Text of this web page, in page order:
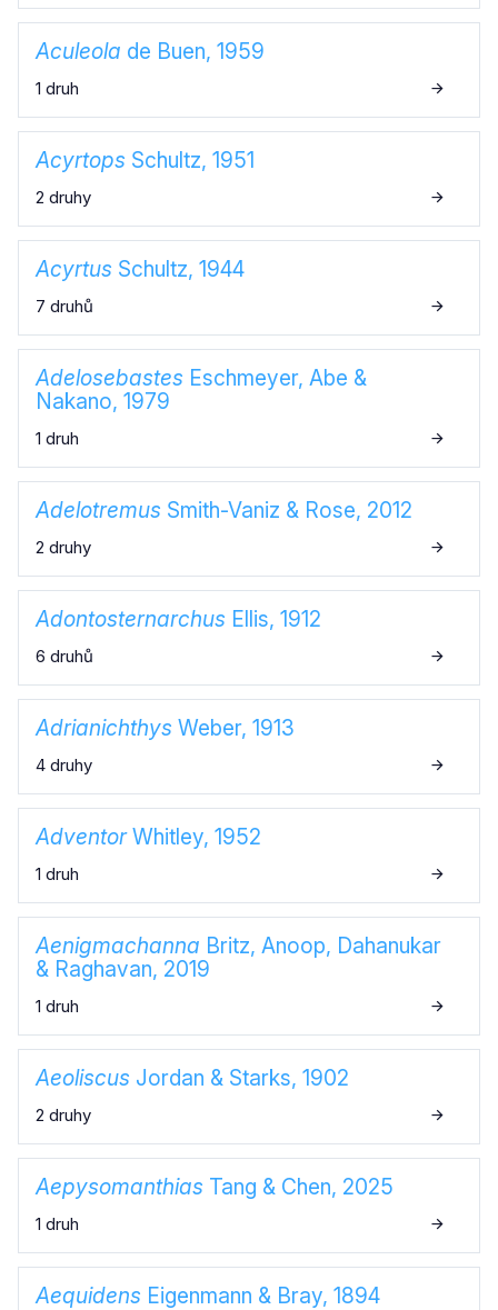
Aculeola de Buen, 1959
1 druh
Acyrtops Schultz, 1951
2 druhy
Acyrtus Schultz, 1944
7 druhů
Adelosebastes Eschmeyer, Abe &
Nakano, 1979
1 druh
Adelotremus Smith-Vaniz & Rose, 2012
2 druhy
Adontosternarchus Ellis, 1912
6 druhů
Adrianichthys Weber, 1913
4 druhy
AdventorWhitley, 1952
1 druh
Aenigmachanna Britz, Anoop, Dahanukar
& Raghavan, 2019
1 druh
Aeoliscus Jordan & Starks, 1902
2 druhy
Aepysomanthias Tang & Chen, 2025
1 druh
Aequidens Eigenmann & Bray, 1894